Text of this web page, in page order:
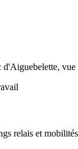
vue
relais et